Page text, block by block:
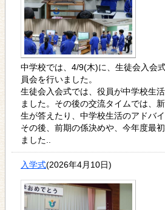
中学校では、4/9(木)に、生徒会入会
員会を行いました。
生徒会入会式では、役員が中学校生
ました。その後の交流タイムでは、
生が答えたり、中学校生活のアドバ
その後、前期の係決めや、今年度最
ました..
入学式(2026年4月10日)